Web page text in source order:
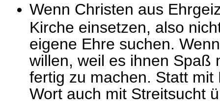
Wenn Christen aus
Kirche einsetzen, also
eigene Ehre suchen.
willen, weil es ihnen Spaß
fertig zu machen. Statt
Wort auch mit Streitsucht